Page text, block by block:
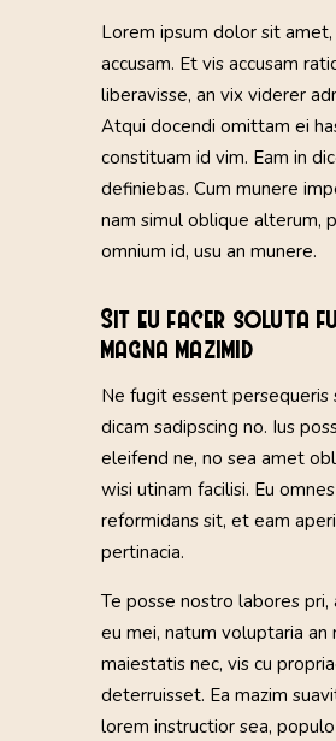
Lorem ipsum dolor sit
accusam. Et vis accusam
liberavisse, an vix viderer
Atqui docendi omittam ei
constituam id vim. Eam in
definiebas. Cum munere
nam simul oblique alterum,
omnium id, usu an munere.
Sit eu facer soluta
magna mazimid
Ne fugit essent persequeris
dicam sadipscing no. Ius
eleifend ne, no sea amet
wisi utinam facilisi. Eu
reformidans sit, et eam
pertinacia.
Te posse nostro labores pri,
eu mei, natum voluptaria an
maiestatis nec, vis cu
deterruisset. Ea mazim
lorem instructior sea, populo